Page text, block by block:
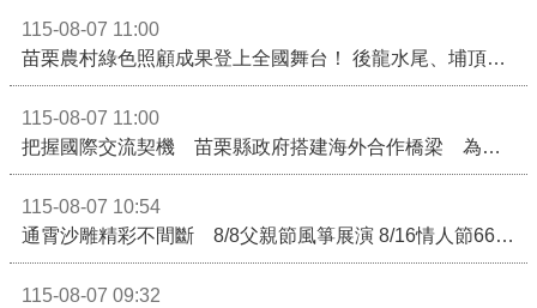
115-08-07 11:00
苗栗農村綠色照顧成果登上全國舞台！ 後龍水尾、埔頂社區前進2026高齡健康產業博覽會
115-08-07 11:00
把握國際交流契機 苗栗縣政府搭建海外合作橋梁 為在地產業爭取更多國際市場機會
115-08-07 10:54
通霄沙雕精彩不間斷 8/8父親節風箏展演 8/16情人節66對浪漫挑戰送好禮
115-08-07 09:32